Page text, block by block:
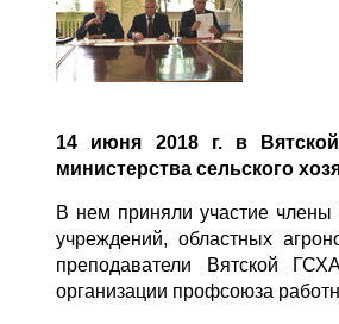
14 июня 2018 г. в Вятской
министерства сельского
В нем приняли участие члены
учреждений, областных
преподаватели Вятской
организации профсоюза